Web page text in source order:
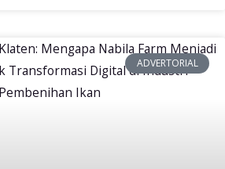
ADVERTORIAL